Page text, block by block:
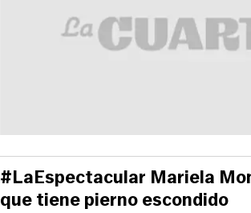
#LaEspectacular Mariela
que tiene pierno escondido